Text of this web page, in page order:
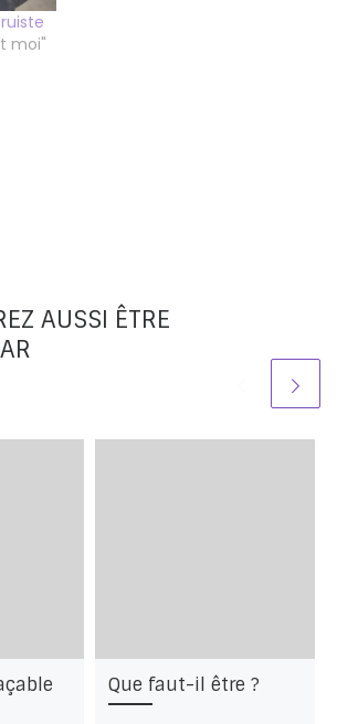
moi"
AUSSI ÊTRE
Que faut-il être ?